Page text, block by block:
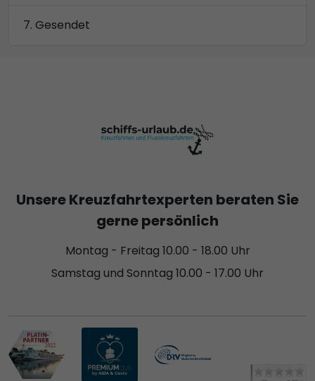
Gesendet
Unsere Kreuzfahrtexperten beraten Sie
gerne persönlich
Montag - Freitag 10.00 - 18.00 Uhr
Samstag und Sonntag 10.00 - 17.00 Uhr